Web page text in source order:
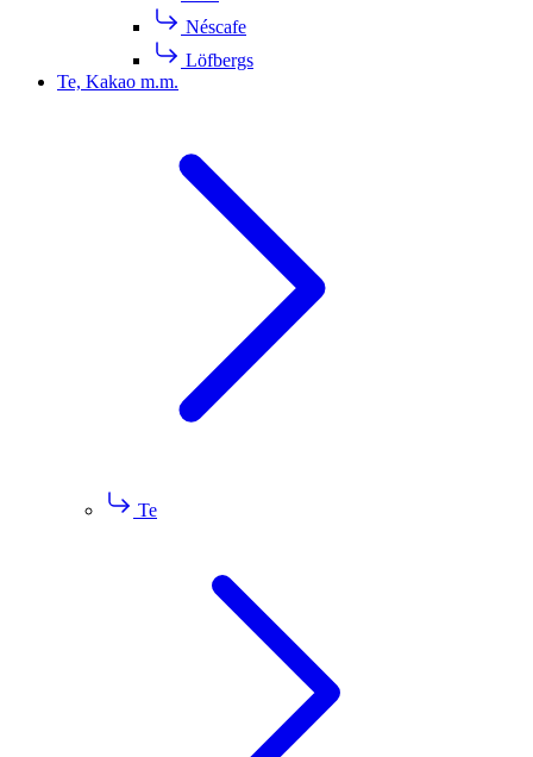
Néscafe
Löfbergs
Te, Kakao m.m.
Te